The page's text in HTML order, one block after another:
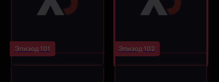
Эпизод 101 Эпизод 102